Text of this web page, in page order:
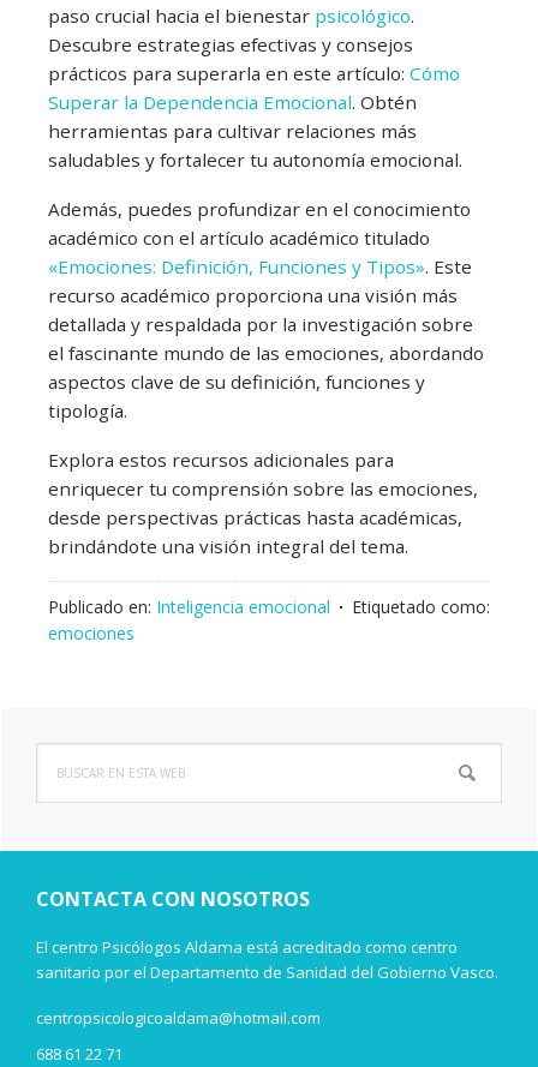
paso crucial hacia el bienestar psicológico.
Descubre estrategias efectivas y consejos
prácticos para superarla en este artículo: Cómo
Superar la Dependencia Emocional. Obtén
herramientas para cultivar relaciones más
saludables y fortalecer tu autonomía emocional.
Además, puedes profundizar en el conocimiento
académico con el artículo académico titulado
«Emociones: Definición, Funciones y Tipos». Este
recurso académico proporciona una visión más
detallada y respaldada por la investigación sobre
el fascinante mundo de las emociones, abordando
aspectos clave de su definición, funciones y
tipología.
Explora estos recursos adicionales para
enriquecer tu comprensión sobre las emociones,
desde perspectivas prácticas hasta académicas,
brindándote una visión integral del tema.
Publicado en: Inteligencia emocional
Etiquetado como:
emociones
Barra
lateral
principal
esta
CONTACTA CON NOSOTROS
El centro Psicólogos Aldama está acreditado como centro
sanitario por el Departamento de Sanidad del Gobierno Vasco.
centropsicologicoaldama@hotmail.com
688 61 22 71